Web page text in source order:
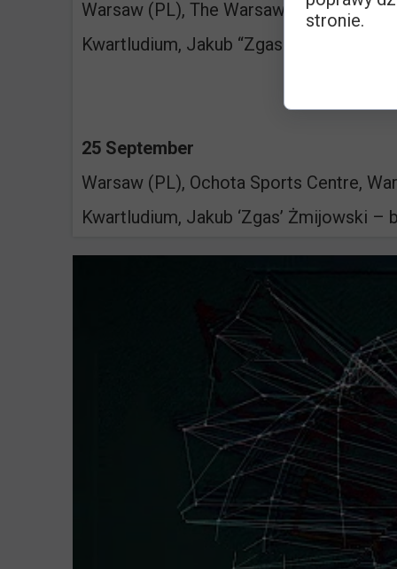
Warsaw (PL), The Warsaw Philharmonic
Kwartludium, Jakub “Zgas” Żmijowski –
25 September
Warsaw (PL), Ochota Sports Centre,
Kwartludium, Jakub ‘Zgas’ Żmijowski –
stronie.